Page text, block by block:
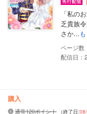
「私の
乏貴族
さか...
配信日：
購入
通常120ポイント （終了日: